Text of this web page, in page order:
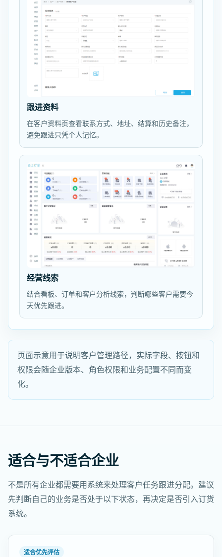
跟进资料
在客户资料页查看联系方式、地址、结算和历史备注，
避免跟进只凭个人记忆。
经营线索
结合看板、订单和客户分析线索，判断哪些客户需要今
天优先跟进。
页面示意用于说明客户管理路径，实际字段、按钮和
权限会随企业版本、角色权限和业务配置不同而变
化。
适合与不适合企业
不是所有企业都需要用系统来处理客户任务跟进分配。建议
先判断自己的业务是否处于以下状态，再决定是否引入订货
系统。
适合优先评估